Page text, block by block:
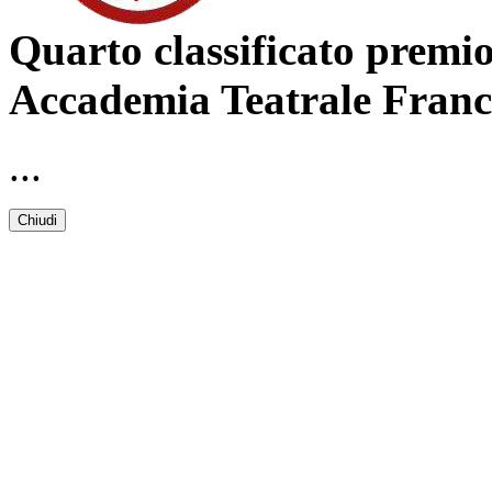
Quarto classificato
Accademia Teatrale
...
Chiudi